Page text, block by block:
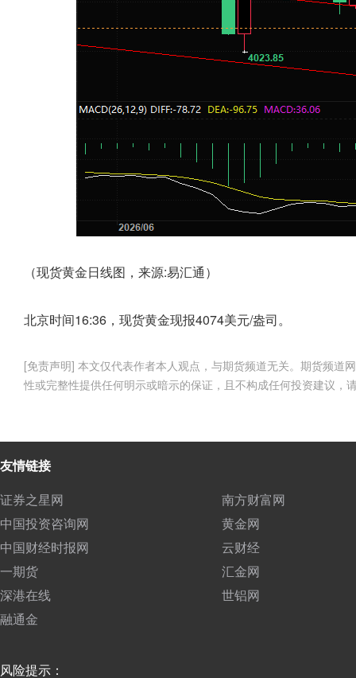
（现货黄金日线图，来源:易汇通）
北京时间16:36，现货黄金现报4074美元/盎司。
[免责声明] 本文仅代表作者本人观点，与期货频道无关。期货频道
性或完整性提供任何明示或暗示的保证，且不构成任何投资建议，
友情链接
证券之星网
南方财富网
中国投资咨询网
黄金网
中国财经时报网
云财经
一期货
汇金网
深港在线
世铝网
融通金
风险提示：